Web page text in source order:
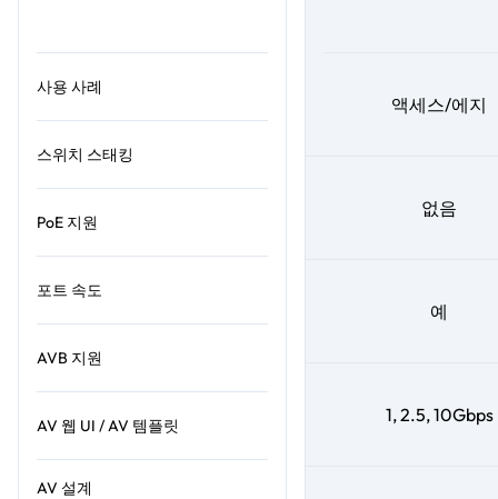
사용 사례
스위치 스태킹
PoE 지원
포트 속도
AVB 지원
AV 웹 UI / AV 템플릿
AV 설계
액세스/에지
없음
예
1, 2.5, 10Gbps